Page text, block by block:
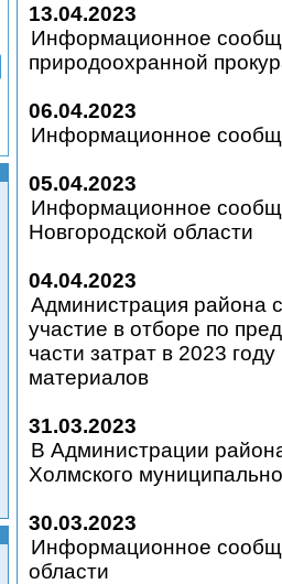
13.04.2023
Информационное
природоохранной
06.04.2023
Информационное
05.04.2023
Информационное
Новгородской области
04.04.2023
Администрация района
участие в отборе по
части затрат в 2023
материалов
31.03.2023
В Администрации
Холмского
30.03.2023
Информационное
области